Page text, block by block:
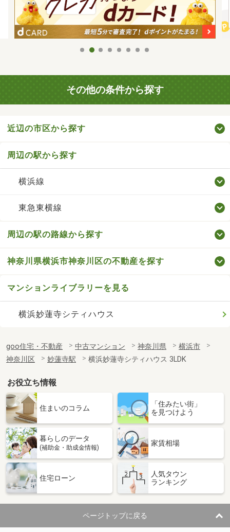
その他の条件から探す
近辺の市区から探す
周辺の駅から探す
横浜線
東急東横線
周辺の駅の路線から探す
神奈川県横浜市神奈川区の不動産を探す
マンションライブラリーを見る
横浜妙蓮寺シティハウス
goo住宅・不動産 中古マンション 神奈川県
横浜市
神奈川区
妙蓮寺駅 横浜妙蓮寺シティハウス 3LDK
お役立ち情報
住まいのコラム
「住みたい街」
を見つけよう
暮らしのデータ
(補助金・助成金情報)
家賃相場
住宅ローン
人気タウン
ランキング
ページトップに戻る